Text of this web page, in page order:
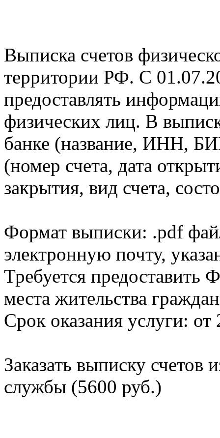
Выписка счетов
территории РФ. С
предоставлять
физических лиц. В
банке (название, ИНН,
(номер счета, дата
закрытия, вид счета,
Формат выписки: .pdf
электронную почту,
Требуется
места жительства
Срок оказания услуги: от
Заказать выписку счетов
службы (5600 руб.)